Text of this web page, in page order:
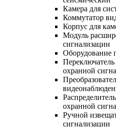
Камера для
Коммутатор
Корпус для
Модуль
сигнализации
Оборудование
охранной
охранной
Ручной
сигнализации